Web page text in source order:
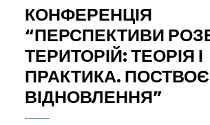
КОНФЕРЕНЦІЯ
“ПЕРСПЕКТИВИ
ТЕРИТОРІЙ: ТЕОРІЯ І
ПРАКТИКА.
ВІДНОВЛЕННЯ”